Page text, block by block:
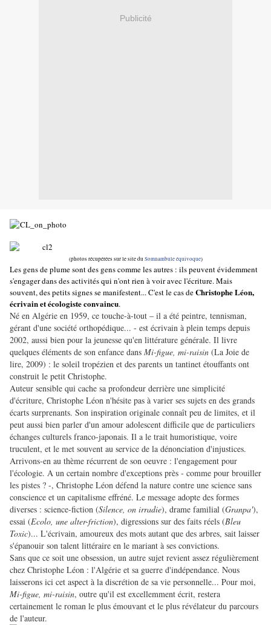
Publicité
(photos récupérées sur le site du Somnambule équivoque)
Les gens de plume sont des gens comme les autres : ils peuvent évidemment
s'engager dans des activités qui n'ont rien à voir avec l'écriture. Mais
souvent, des petits signes se manifestent... C'est le cas deChristophe Léon,
écrivain et écologiste convaincu.
Né en Algérie en 1959, ce touche-à-tout – il a été peintre, tennisman,
gérant d'une société orthopédique... - est écrivain à plein temps depuis
2002, aussi bien pour la jeunesse qu'en littérature générale. Il livre
quelques éléments de son enfance dans Mi-figue, mi-raisin (La Joie de
lire, 2009) : le soleil tropézien et des parents un tantinet étouffants ont
construit le petit Christophe.
Auteur sensible qui cache sa profondeur derrière une simplicité
d'écriture, Christophe Léon n'hésite pas à varier ses sujets en des grands
écarts surprenants. Son inspiration originale connaît peu de limites, et il
peut aussi bien parler d'un amour adolescent difficile que de particuliers
échanges culturels franco-japonais. Il a le trait humoristique, voire
truculent, et le met souvent au service de la dénonciation d'injustices.
Arrivons-en au thème récurrent de son oeuvre : l'engagement pour
l'écologie. A un certain nombre d'exceptions près - comme pour brouiller
les pistes ? -, Christophe Léon défend la nature contre une science sans
conscience et un capitalisme effréné. Le message adopte des formes
diverses : science-fiction (Silence, on irradie), drame familial (Granpa'),
essai (Ecolo, une alter-friction), digressions sur des faits réels (Bleu
Toxic)... L'écrivain, amoureux des mots autant que des arbres, sait laisser
s'épanouir son talent littéraire en le mariant à ses convictions.
Sans que ce soit une obsession, un autre sujet revient assez régulièrement
chez Christophe Léon : l'Algérie et sa guerre d'indépendance. Nous
laisserons ici cet aspect à la discrétion de sa vie personnelle... Pour moi,
Mi-figue, mi-raisin, outre qu'il est excellemment écrit, restera
certainement le roman le plus émouvant et le plus révélateur du parcours
de l'auteur.